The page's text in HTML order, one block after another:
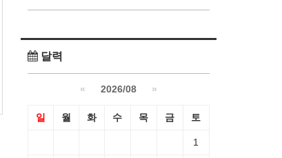
달력
« 2026/08 »
일 월 화 수 목 금 토
1